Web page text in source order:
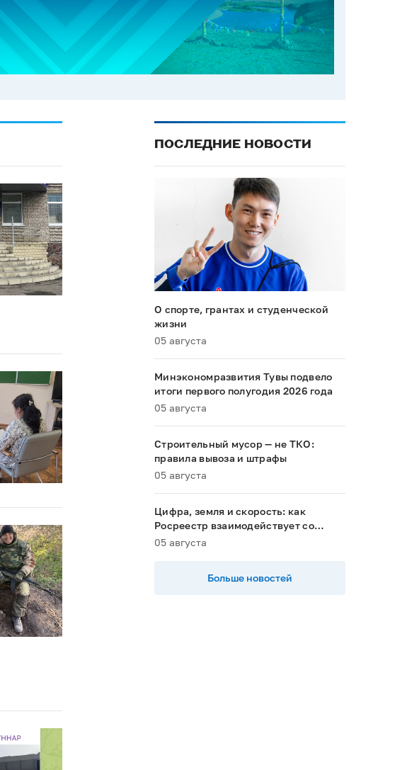
ПОСЛЕДНИЕ НОВОСТИ
О спорте, грантах и студенческой
жизни
05 августа
Минэкономразвития Тувы подвело
итоги первого полугодия 2026 года
05 августа
Строительный мусор — не ТКО:
правила вывоза и штрафы
05 августа
Цифра, земля и скорость: как
Росреестр взаимодействует со
строительным комплексом Тувы
05 августа
Больше новостей